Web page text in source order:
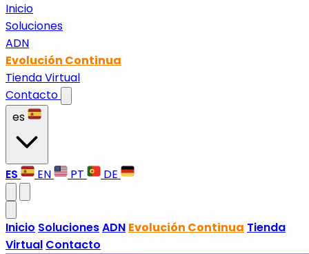
Inicio
Soluciones
ADN
Evolución Continua
Tienda Virtual
Contacto
es
ES EN PT DE
Inicio SolucionesADN Evolución Continua Tienda
Virtual Contacto